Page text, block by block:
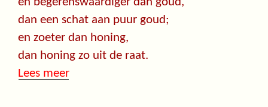
dan een schat aan puur goud;
en zoeter dan honing,
dan honing zo uit de raat.
Lees meer